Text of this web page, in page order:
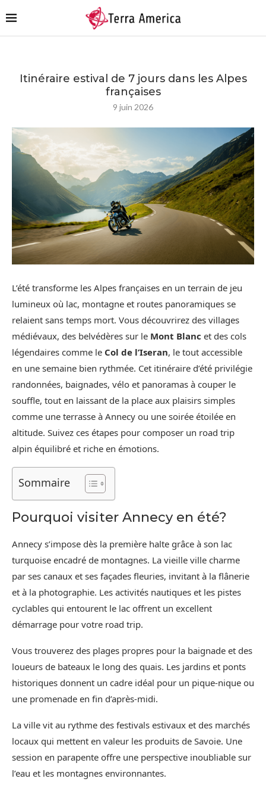
Itinéraire estival de 7 jours dans les Alpes
françaises
9 juin 2026
L’été transforme les Alpes françaises en un terrain de jeu
lumineux où lac, montagne et routes panoramiques se
relaient sans temps mort. Vous découvrirez des villages
médiévaux, des belvédères sur le Mont Blanc et des cols
légendaires comme le Col de l’Iseran, le tout accessible
en une semaine bien rythmée. Cet itinéraire d’été privilégie
randonnées, baignades, vélo et panoramas à couper le
souffle, tout en laissant de la place aux plaisirs simples
comme une terrasse à Annecy ou une soirée étoilée en
altitude. Suivez ces étapes pour composer un road trip
alpin équilibré et riche en émotions.
Sommaire
Pourquoi visiter Annecy en été?
Annecy s’impose dès la première halte grâce à son lac
turquoise encadré de montagnes. La vieille ville charme
par ses canaux et ses façades fleuries, invitant à la flânerie
et à la photographie. Les activités nautiques et les pistes
cyclables qui entourent le lac offrent un excellent
démarrage pour votre road trip.
Vous trouverez des plages propres pour la baignade et des
loueurs de bateaux le long des quais. Les jardins et ponts
historiques donnent un cadre idéal pour un pique-nique ou
une promenade en fin d’après-midi.
La ville vit au rythme des festivals estivaux et des marchés
locaux qui mettent en valeur les produits de Savoie. Une
session en parapente offre une perspective inoubliable sur
l’eau et les montagnes environnantes.